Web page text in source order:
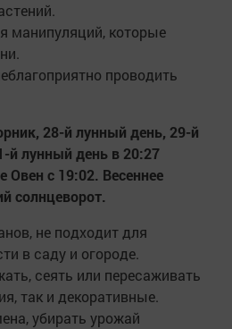
манипуляций, которые
проводить
28-й лунный день, 29-й
й лунный день в 20:27
Овен с 19:02. Весеннее
солнцеворот.
не подходит для
в саду и огороде.
сеять или пересаживать
так и декоративные.
убирать урожай